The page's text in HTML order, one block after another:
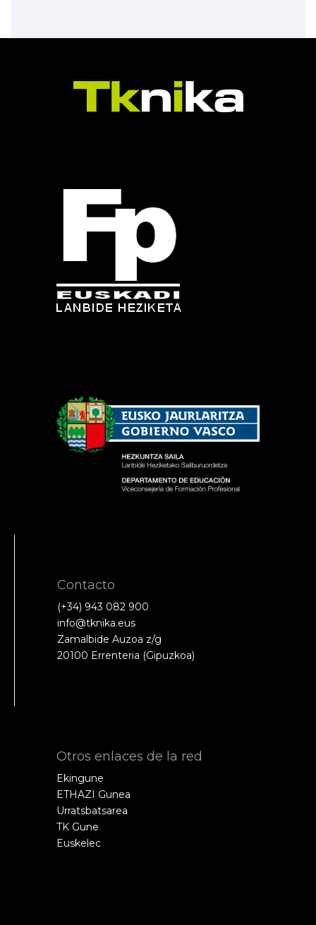
Contacto
(+34) 943 082 900
info@tknika.eus
Zamalbide Auzoa z/g
20100 Errenteria (Gipuzkoa)
Otros enlaces de la red
Ekingune
ETHAZI Gunea
Urratsbatsarea
TK Gune
Euskelec